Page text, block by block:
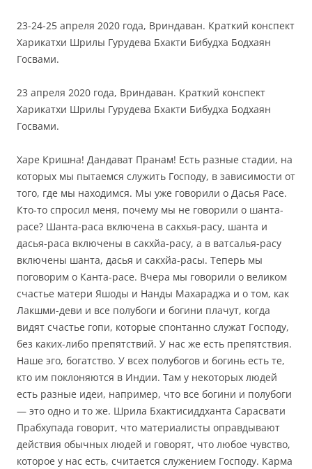
23-24-25 апреля 2020 года, Вриндаван. Краткий конспект
Харикатхи Шрилы Гурудева Бхакти Бибудха Бодхаян
Госвами.
23 апреля 2020 года, Вриндаван. Краткий конспект
Харикатхи Шрилы Гурудева Бхакти Бибудха Бодхаян
Госвами.
Харе Кришна! Дандават Пранам! Есть разные стадии, на
которых мы пытаемся служить Господу, в зависимости от
того, где мы находимся. Мы уже говорили о Дасья Расе.
Кто-то спросил меня, почему мы не говорили о шанта-
расе? Шанта-раса включена в сакхья-расу, шанта и
дасья-раса включены в сакхйа-расу, а в ватсалья-расу
включены шанта, дасья и сакхйа-расы. Теперь мы
поговорим о Канта-расе. Вчера мы говорили о великом
счастье матери Яшоды и Нанды Махараджа и о том, как
Лакшми-деви и все полубоги и богини плачут, когда
видят счастье гопи, которые спонтанно служат Господу,
без каких-либо препятствий. У нас же есть препятствия.
Наше эго, богатство. У всех полубогов и богинь есть те,
кто им поклоняются в Индии. Там у некоторых людей
есть разные идеи, например, что все богини и полубоги
— это одно и то же. Шрила Бхактисиддханта Сарасвати
Прабхупада говорит, что материалисты оправдывают
действия обычных людей и говорят, что любое чувство,
которое у нас есть, считается служением Господу. Карма